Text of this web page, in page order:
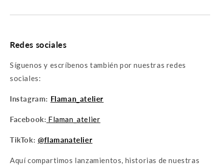
Redes sociales
Síguenos y escríbenos también por nuestras redes
sociales:
Instagram: Flaman_atelier
Facebook: Flaman_atelier
TikTok: @flamanatelier
Aquí compartimos lanzamientos, historias de nuestras